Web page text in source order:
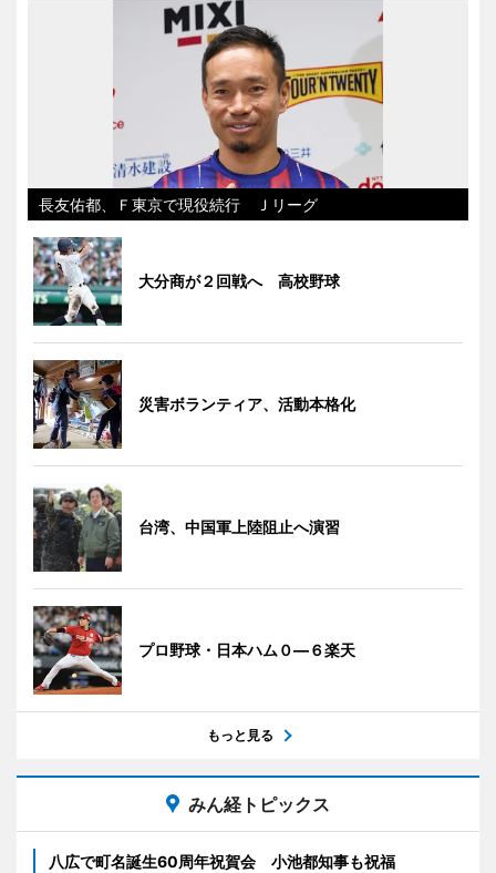
長友佑都、Ｆ東京で現役続行 Ｊリーグ
大分商が２回戦へ 高校野球
災害ボランティア、活動本格化
台湾、中国軍上陸阻止へ演習
プロ野球・日本ハム０―６楽天
もっと見る
みん経トピックス
八広で町名誕生60周年祝賀会 小池都知事も祝福